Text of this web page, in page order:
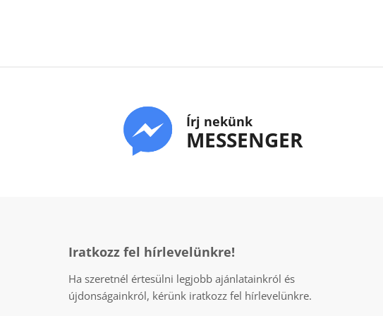
Írj nekünk
MESSENGER
Iratkozz fel hírlevelünkre!
Ha szeretnél értesülni legjobb ajánlatainkról és
újdonságainkról, kérünk iratkozz fel hírlevelünkre.